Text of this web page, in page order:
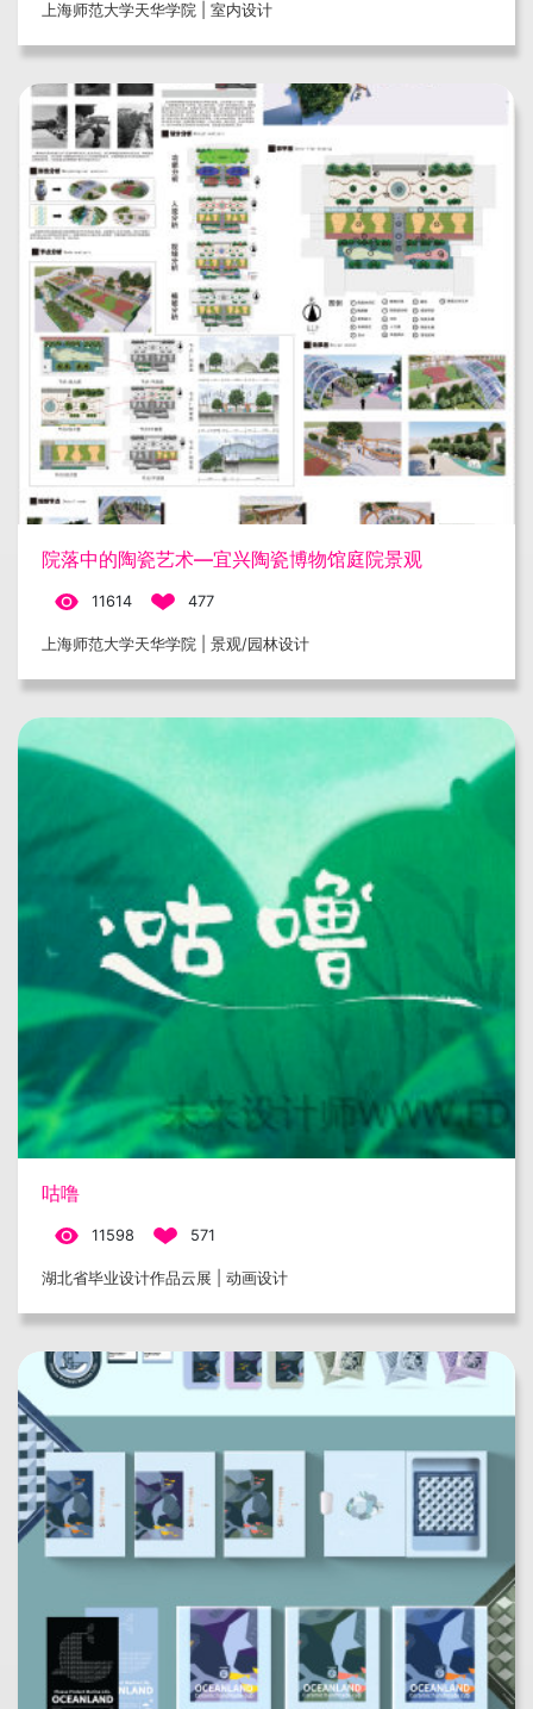
上海师范大学天华学院 | 室内设计
院落中的陶瓷艺术—宜兴陶瓷博物馆庭院景观
11614 477
上海师范大学天华学院 | 景观/园林设计
咕噜
11598 571
湖北省毕业设计作品云展 | 动画设计